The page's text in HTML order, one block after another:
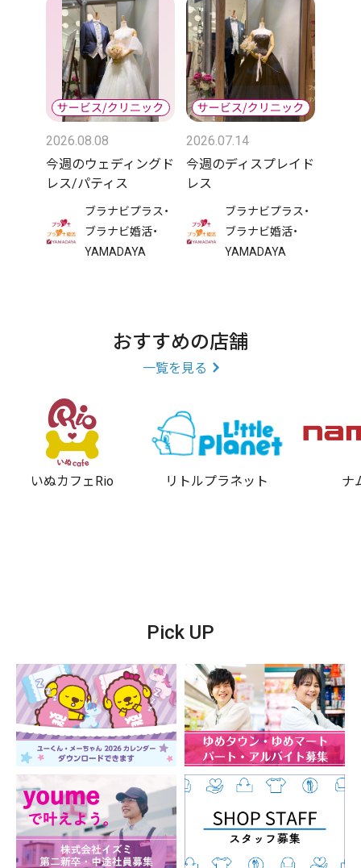
YAMADAYA
振袖/タキシード/紋付袴/留袖/色留袖/訪問着/参列モー
ニング/参列袴/ブライダル衣裳/婚礼衣裳/成人式/振袖/
宮参り着/七五三/ウェディングベール/ブーケ/clubブラナ
ビ+/山田屋
Endo/CLEOFE FINATI/KIYOKO HATA/Canta Bella/M mika
ninagawa/LANVIN en Bleu/ISAMU MORITA/Barbie/RS
couture and more!
2026.08.08
今週のウェディングド
レス/パティス
ブラナビプラス・
ブラナビ婚活・
YAMADAYA
2026.07.14
今週のディスプレイド
レス
ブラナビプラス・
ブラナビ婚活・
YAMADAYA
おすすめの店舗
一覧を見る
いぬカフェRio リトルプラネット ナ
Pick UP